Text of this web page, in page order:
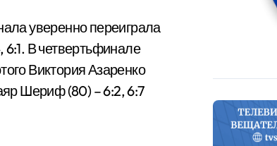
уверенно переиграла
6:1. В четвертьфинале
Виктория Азаренко
Шериф (80) – 6:2, 6:7